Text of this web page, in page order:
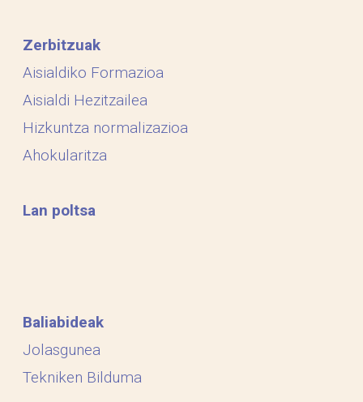
Zerbitzuak
Aisialdiko Formazioa
Aisialdi Hezitzailea
Hizkuntza normalizazioa
Ahokularitza
Lan poltsa
Baliabideak
Jolasgunea
Tekniken Bilduma